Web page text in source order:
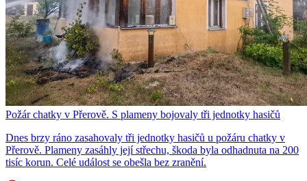
Požár chatky v Přerově. S plameny bojovaly tři jednotky hasičů
Dnes brzy ráno zasahovaly tři jednotky hasičů u požáru chatky v
Přerově. Plameny zasáhly její střechu, škoda byla odhadnuta na 200
tisíc korun. Celé událost se obešla bez zranění.